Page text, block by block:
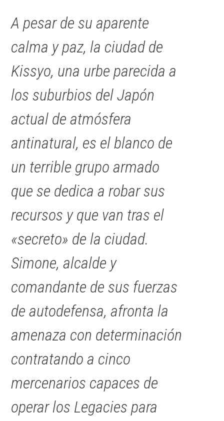
A pesar de su aparente
calma y paz, la ciudad de
Kissyo, una urbe parecida a
los suburbios del Japón
actual de atmósfera
antinatural, es el blanco de
un terrible grupo armado
que se dedica a robar sus
recursos y que van tras el
«secreto» de la ciudad.
Simone, alcalde y
comandante de sus fuerzas
de autodefensa, afronta la
amenaza con determinación
contratando a cinco
mercenarios capaces de
operar los Legacies para